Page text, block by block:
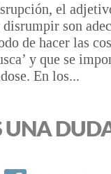
el
son
de hacer las
y que se
En los...
UNA